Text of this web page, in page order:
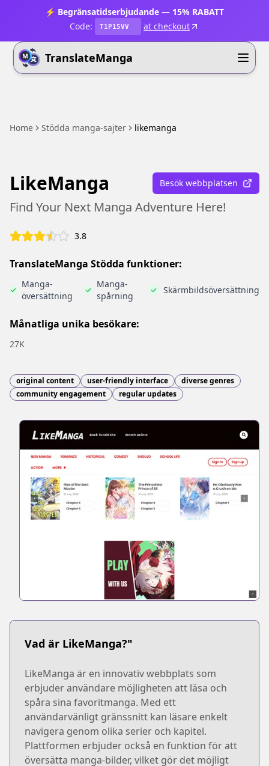
⚡ Begränsatidserbjudande — 15% RABATT
Code:
T1P15VV at checkout
TranslateManga
Home Stödda manga-sajter likemanga
LikeManga Besök webbplatsen
Find Your Next Manga Adventure Here!
3.8
TranslateManga Stödda funktioner:
Manga-
översättning
Manga-
spårning
Skärmbildsöversättning
Månatliga unika besökare:
27K
original content user-friendly interface
diverse genres
community engagement
regular updates
Vad är LikeManga?"
LikeManga är en innovativ webbplats som
erbjuder användare möjligheten att läsa och
spåra sina favoritmanga. Med ett
användarvänligt gränssnitt kan läsare enkelt
navigera genom olika serier och kapitel.
Plattformen erbjuder också en funktion för att
översätta manga-bilder, vilket gör det möjligt